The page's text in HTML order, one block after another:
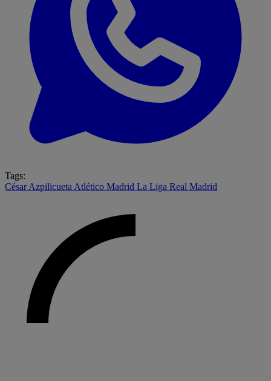
Tags:
César Azpilicueta Atlético Madrid La Liga Real Madrid